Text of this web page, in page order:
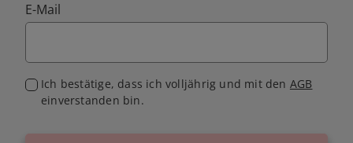
E-Mail
Ich bestätige, dass ich volljährig und mit den AGB
einverstanden bin.